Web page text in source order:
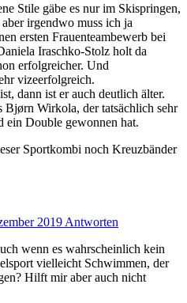
Stile gäbe es nur im Skispringen,
irgendwo muss ich ja
ersten Frauenteambewerb bei
Iraschko-Stolz holt da
erfolgreicher. Und
vizeerfolgreich.
dann ist er auch deutlich älter.
Bjørn Wirkola, der tatsächlich sehr
ein Double gewonnen hat.
Sportkombi noch Kreuzbänder
2019 Antworten
wenn es wahrscheinlich kein
vielleicht Schwimmen, der
Hilft mir aber auch nicht